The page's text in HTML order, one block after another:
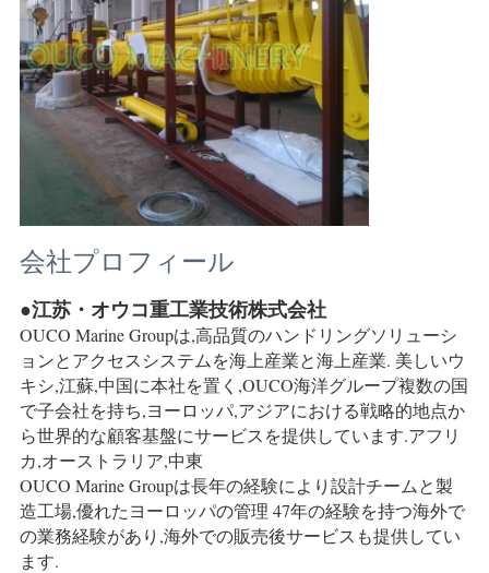
会社プロフィール
●江苏・オウコ重工業技術株式会社
OUCO Marine Groupは,高品質のハンドリングソリューシ
ョンとアクセスシステムを海上産業と海上産業. 美しいウ
キシ,江蘇,中国に本社を置く,OUCO海洋グループ複数の国
で子会社を持ち,ヨーロッパ,アジアにおける戦略的地点か
ら世界的な顧客基盤にサービスを提供しています.アフリ
カ,オーストラリア,中東
OUCO Marine Groupは長年の経験により設計チームと製
造工場,優れたヨーロッパの管理 47年の経験を持つ海外で
の業務経験があり,海外での販売後サービスも提供してい
ます.